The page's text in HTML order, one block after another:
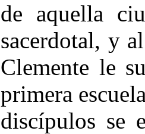
de aquella
sacerdotal, y
Clemente le
primera
discípulos se